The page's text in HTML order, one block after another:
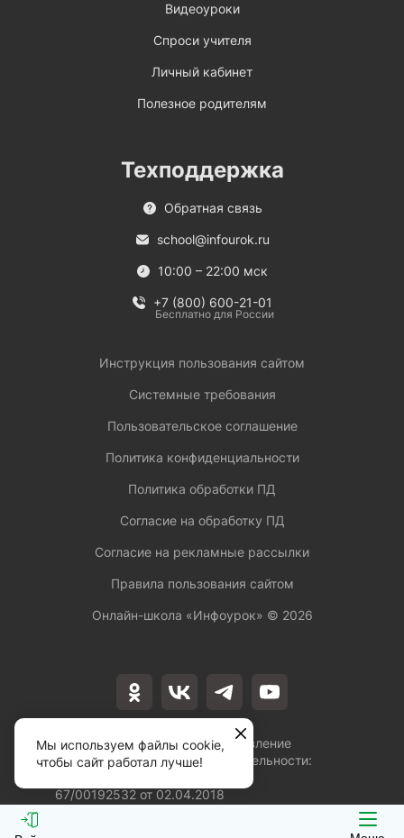
Лицензия на осуществление
образовательной деятельности:
67/00192532 от 02.04.2018
Видеоуроки
Спроси учителя
Личный кабинет
Полезное родителям
Техподдержка
Обратная связь
school@infourok.ru
10:00 – 22:00 мск
+7 (800) 600-21-01
Бесплатно для России
Инструкция пользования сайтом
Системные требования
Пользовательское соглашение
Политика конфиденциальности
Политика обработки ПД
Согласие на обработку ПД
Согласие на рекламные рассылки
Правила пользования сайтом
Онлайн-школа «Инфоурок» © 2026
Мы используем файлы cookie,
чтобы сайт работал лучше!